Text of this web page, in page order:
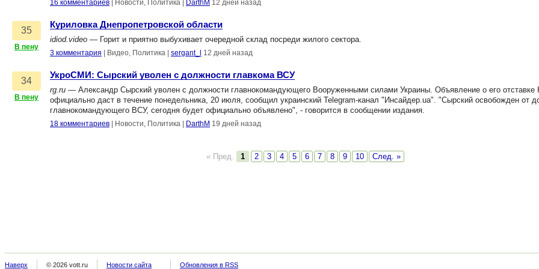
16 комментариев Новости, Политика DarthM 12 дней назад
35
В пену
Куриловка Днепропетровской области
idiod.video — Горит и приятно выбухивает очередной склад посреди жилого сектора.
3 комментария Видео, Политика sergant_l 12 дней назад
34
В пену
УкроСМИ: Сырский уволен с должности главкома ВСУ
rg.ru — Александр Сырский уволен с должности главнокомандующего Вооруженными силами Украины. Объявление о его отставке
официально даст в течение понедельника, 20 июля, сообщил украинский Telegram-канал "Инсайдер.ua". "Сырский освобожден от
главнокомандующего ВСУ, сегодня будет официально объявлено", - говорится в сообщении издания.
18 комментариев Новости, Политика DarthM 19 дней назад
« Пред. 1 2 3 4 5 6 7 8 9 10 След. »
Наверх © 2026 vott.ru Новости сайта Обновления в RSS